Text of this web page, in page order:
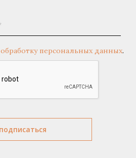
обработку персональных данных.